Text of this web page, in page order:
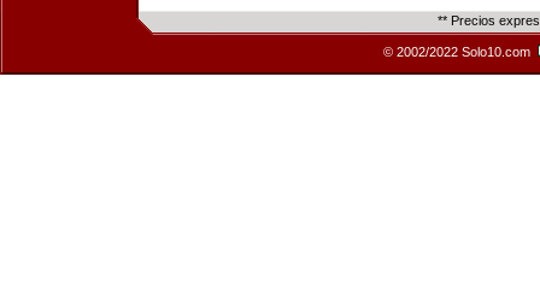
** Precios
© 2002/2022 Solo10.com